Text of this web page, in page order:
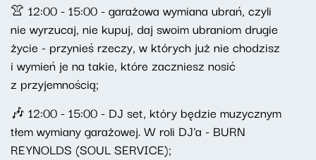
👚 12:00 - 15:00 - garażowa wymiana ubrań, czyli
nie wyrzucaj, nie kupuj, daj swoim ubraniom drugie
życie - przynieś rzeczy, w których już nie chodzisz
i wymień je na takie, które zaczniesz nosić
z przyjemnością;
🎶 12:00 - 15:00 - DJ set, który będzie muzycznym
tłem wymiany garażowej. W roli DJ'a - BURN
REYNOLDS (SOUL SERVICE);